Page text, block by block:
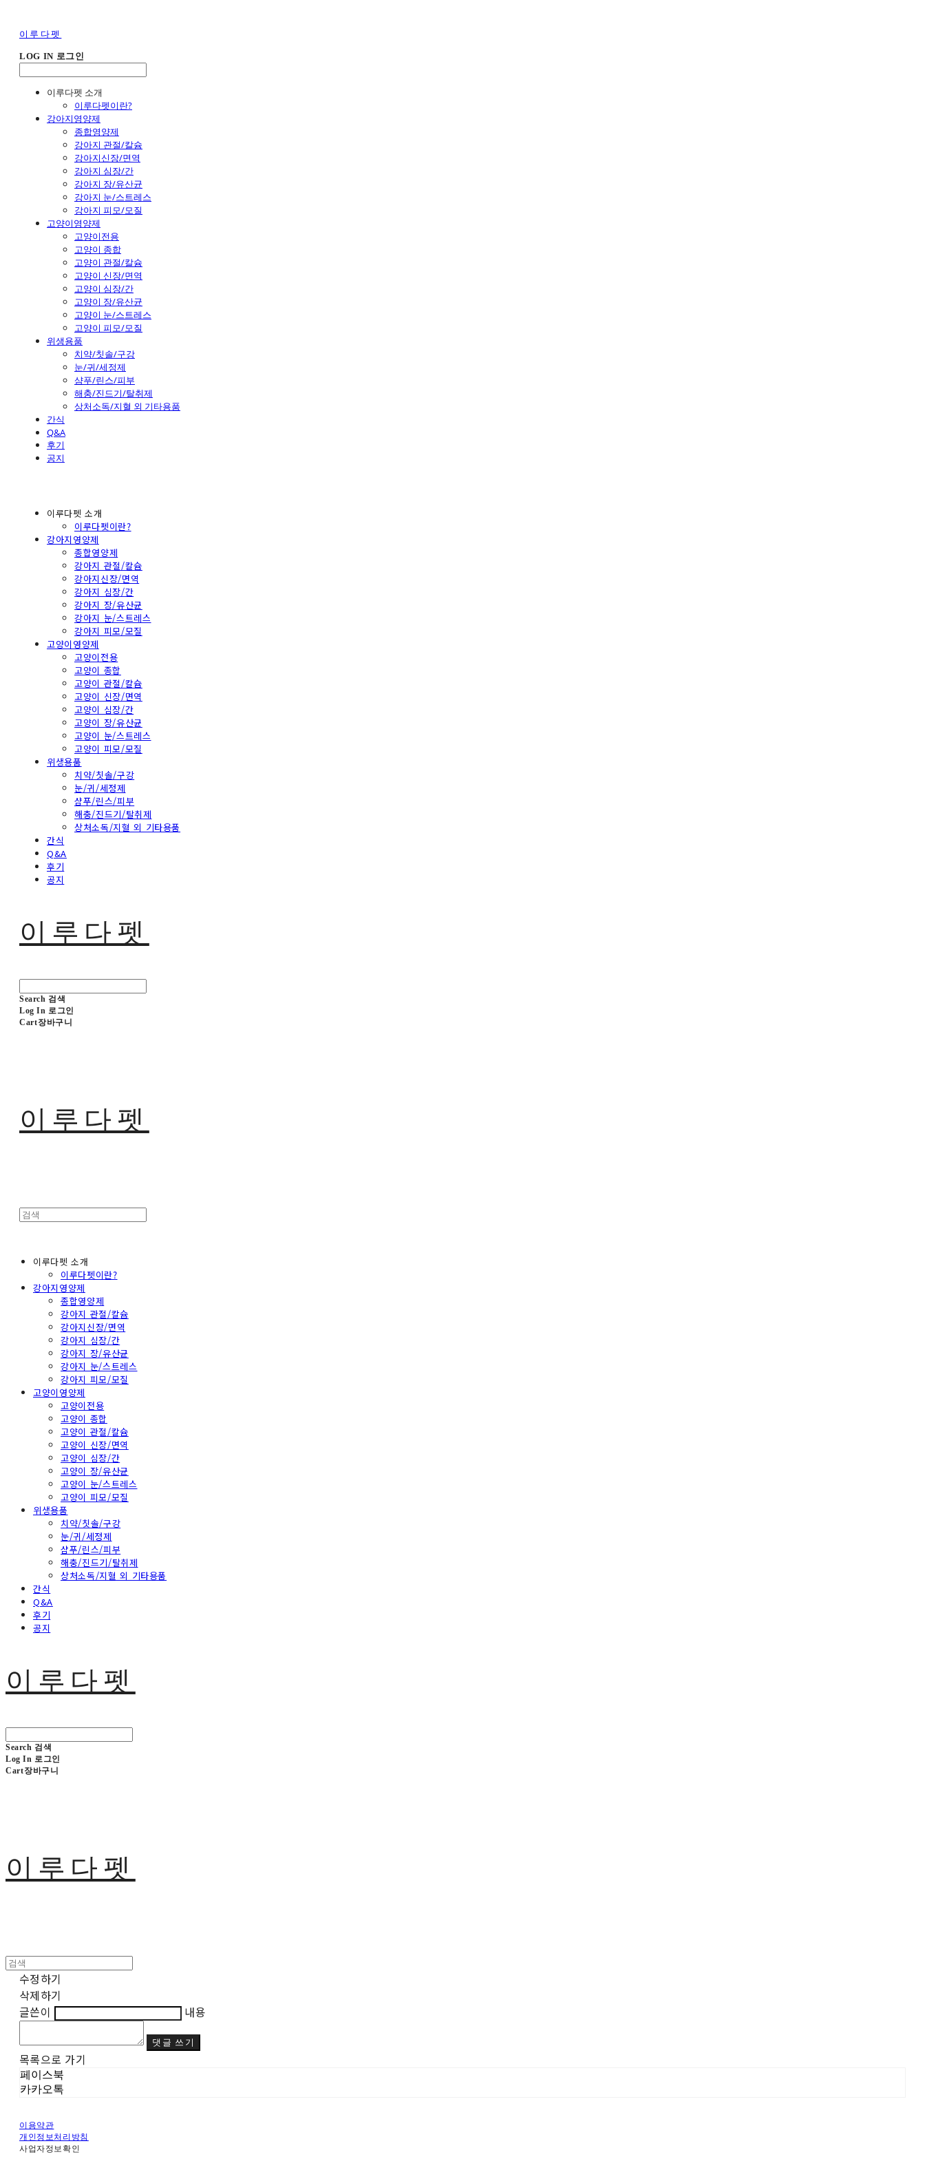
이루다펫
LOG IN 로그인
이루다펫 소개
이루다펫이란?
강아지영양제
종합영양제
강아지 관절/칼슘
강아지신장/면역
강아지 심장/간
강아지 장/유산균
강아지 눈/스트레스
강아지 피모/모질
고양이영양제
고양이전용
고양이 종합
고양이 관절/칼슘
고양이 신장/면역
고양이 심장/간
고양이 장/유산균
고양이 눈/스트레스
고양이 피모/모질
위생용품
치약/칫솔/구강
눈/귀/세정제
샴푸/린스/피부
해충/진드기/탈취제
상처소독/지혈 외 기타용품
간식
Q&A
후기
공지
이루다펫 소개
이루다펫이란?
강아지영양제
종합영양제
강아지 관절/칼슘
강아지신장/면역
강아지 심장/간
강아지 장/유산균
강아지 눈/스트레스
강아지 피모/모질
고양이영양제
고양이전용
고양이 종합
고양이 관절/칼슘
고양이 신장/면역
고양이 심장/간
고양이 장/유산균
고양이 눈/스트레스
고양이 피모/모질
위생용품
치약/칫솔/구강
눈/귀/세정제
샴푸/린스/피부
해충/진드기/탈취제
상처소독/지혈 외 기타용품
간식
Q&A
후기
공지
이루다펫
Search 검색
Log In 로그인
Cart장바구니
이루다펫
이루다펫 소개
이루다펫이란?
강아지영양제
종합영양제
강아지 관절/칼슘
강아지신장/면역
강아지 심장/간
강아지 장/유산균
강아지 눈/스트레스
강아지 피모/모질
고양이영양제
고양이전용
고양이 종합
고양이 관절/칼슘
고양이 신장/면역
고양이 심장/간
고양이 장/유산균
고양이 눈/스트레스
고양이 피모/모질
위생용품
치약/칫솔/구강
눈/귀/세정제
샴푸/린스/피부
해충/진드기/탈취제
상처소독/지혈 외 기타용품
간식
Q&A
후기
공지
이루다펫
Search 검색
Log In 로그인
Cart장바구니
이루다펫
수정하기
삭제하기
글쓴이
내용
댓글 쓰기
목록으로 가기
페이스북
카카오톡
이용약관
개인정보처리방침
사업자정보확인